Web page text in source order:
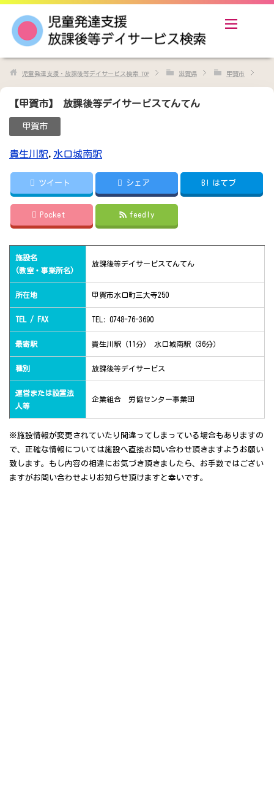
児童発達支援・放課後等デイサービス検索 TOP 滋賀県 甲賀市
【甲賀市】 放課後等デイサービスてんてん
甲賀市
貴生川駅, 水口城南駅
ツイート シェア B! はてブ
Pocket feedly
施設名
(教室・事業所名)
放課後等デイサービスてんてん
所在地 甲賀市水口町三大寺250
TEL / FAX TEL: 0748-76-3690
最寄駅 貴生川駅（11分） 水口城南駅（36分）
種別 放課後等デイサービス
運営または設置法
人等
企業組合 労協センター事業団
※施設情報が変更されていたり間違ってしまっている場合もありますの
で、正確な情報については施設へ直接お問い合わせ頂きますようお願い
致します。もし内容の相違にお気づき頂きましたら、お手数ではござい
ますがお問い合わせよりお知らせ頂けますと幸いです。